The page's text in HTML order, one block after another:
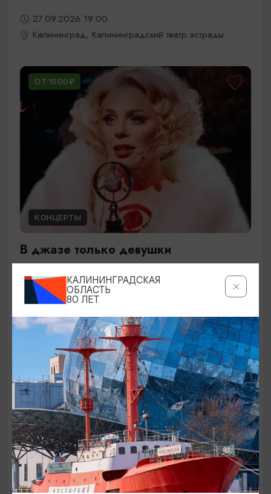
27.09.2026 19:00
Калининград, Калининградский театр эстрады
ОТ 1500₽
КОНЦЕРТЫ
В джазе только девушки
27.09.2026 17:00
Светлогорск, Театр эстрады «Янтарь-холл»
ОТ 900₽
КОНЦЕРТЫ
КАЛИНИНГРАДСКАЯ
ОБЛАСТЬ
80 ЛЕТ